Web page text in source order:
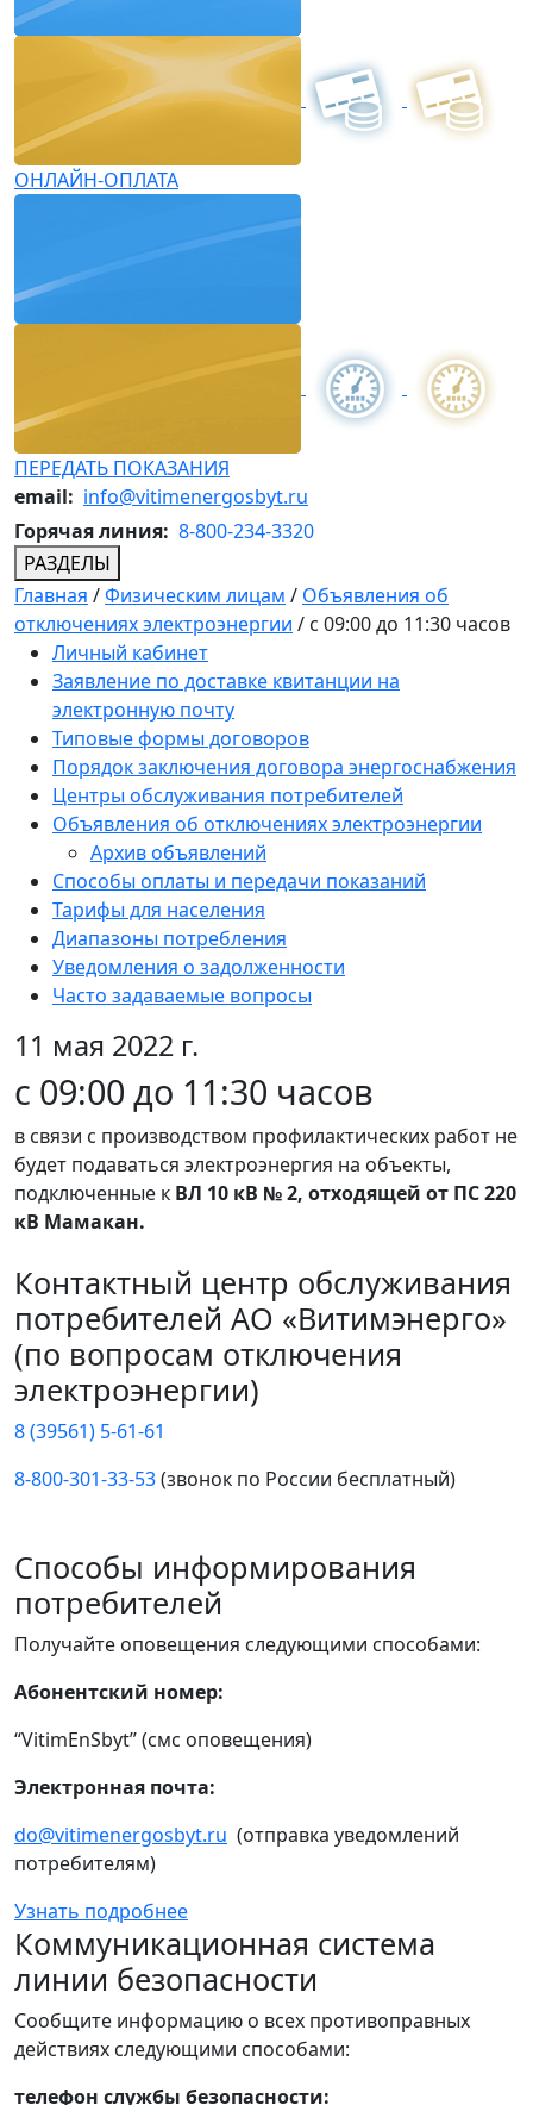
ОНЛАЙН-ОПЛАТА
ПЕРЕДАТЬ ПОКАЗАНИЯ
email: info@vitimenergosbyt.ru
Горячая линия: 8-800-234-3320
РАЗДЕЛЫ
Главная /Физическим лицам / Объявления об
отключениях электроэнергии / с 09:00 до 11:30 часов
Личный кабинет
Заявление по доставке квитанции на
электронную почту
Типовые формы договоров
Порядок заключения договора энергоснабжения
Центры обслуживания потребителей
Объявления об отключениях электроэнергии
Архив объявлений
Способы оплаты и передачи показаний
Тарифы для населения
Диапазоны потребления
Уведомления о задолженности
Часто задаваемые вопросы
11 мая 2022 г.
с 09:00 до 11:30 часов
в связи с производством профилактических работ не
будет подаваться электроэнергия на объекты,
подключенные к ВЛ 10 кВ № 2, отходящей от ПС 220
кВ Мамакан.
Контактный центр обслуживания
потребителей АО «Витимэнерго»
(по вопросам отключения
электроэнергии)
8 (39561) 5-61-61
8-800-301-33-53(звонок по России бесплатный)
Способы информирования
потребителей
Получайте оповещения следующими способами:
Абонентский номер:
“VitimEnSbyt” (смс оповещения)
Электронная почта:
do@vitimenergosbyt.ru (отправка уведомлений
потребителям)
Узнать подробнее
Коммуникационная система
линии безопасности
Сообщите информацию о всех противоправных
действиях следующими способами:
телефон службы безопасности: